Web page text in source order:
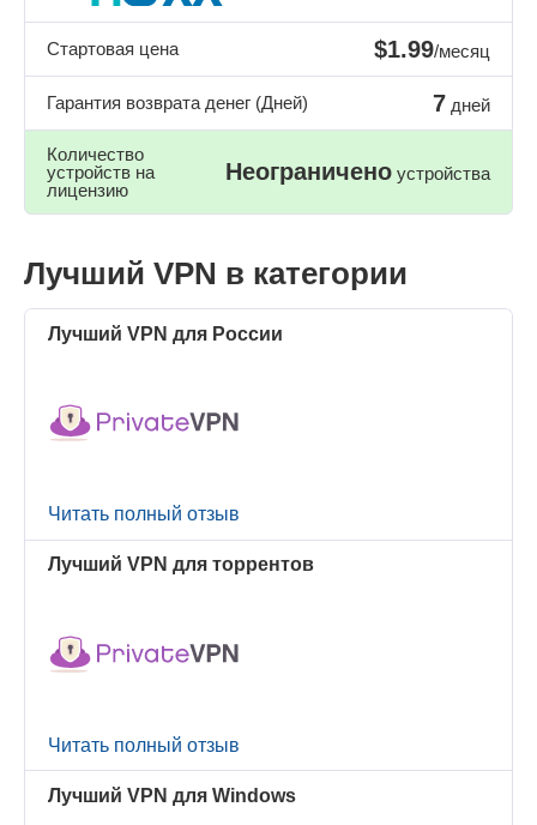
Стартовая цена $1.99/месяц
Гарантия возврата денег (Дней) 7 дней
Количество
устройств на
лицензию
Неограничено устройства
Лучший VPN в категории
Лучший VPN для России
Читать полный отзыв
Лучший VPN для торрентов
Читать полный отзыв
Лучший VPN для Windows